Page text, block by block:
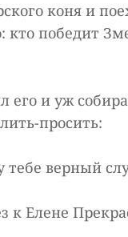
коня и
кто победит
и уж
просить:
верный
к Елене